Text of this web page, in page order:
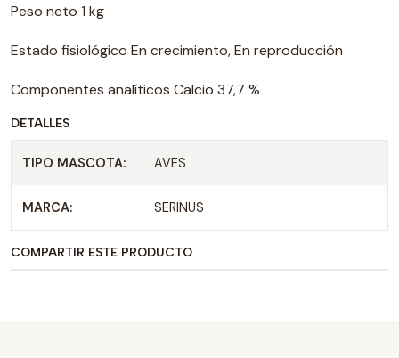
Peso neto 1 kg
Estado fisiológico En crecimiento, En reproducción
Componentes analíticos Calcio 37,7 %
DETALLES
TIPO MASCOTA: AVES
MARCA: SERINUS
COMPARTIR ESTE PRODUCTO